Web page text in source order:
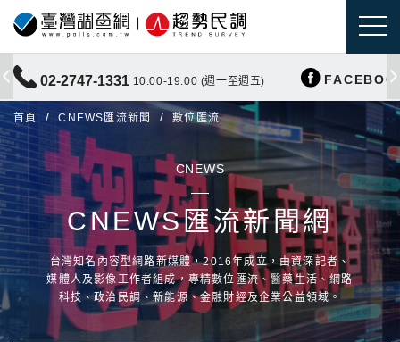
02-2747-1331 10:00-19:00 (週一至週五)
首頁 CNEWS匯流新聞 數位匯流
CNEWS
CNEWS匯流新聞網
台灣知名內容型網路新媒體，2016年成立，由資深記者、
媒體人及影像工作者組成，專精數位匯流、醫藥生活、網路
科技、政治民調、新能源、金融財經及企業公益領域。